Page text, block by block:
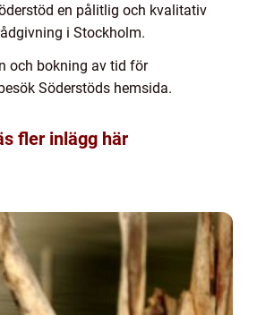
en pålitlig och kvalitativ
i Stockholm.
och bokning av tid för
Söderstöds hemsida.
fler inlägg här